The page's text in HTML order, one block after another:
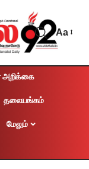
Aa
அறிக்கை
தலையங்கம்
மேலும்